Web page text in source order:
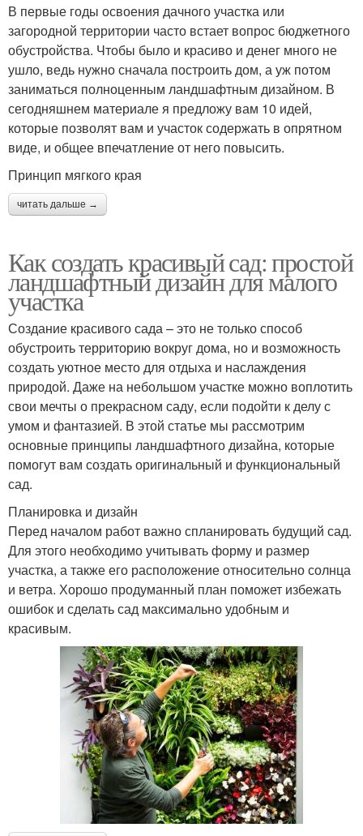
В первые годы освоения дачного участка или
загородной территории часто встает вопрос бюджетного
обустройства. Чтобы было и красиво и денег много не
ушло, ведь нужно сначала построить дом, а уж потом
заниматься полноценным ландшафтным дизайном. В
сегодняшнем материале я предложу вам 10 идей,
которые позволят вам и участок содержать в опрятном
виде, и общее впечатление от него повысить.
Принцип мягкого края
читать дальше →
Как создать красивый сад: простой
ландшафтный дизайн для малого
участка
Создание красивого сада – это не только способ
обустроить территорию вокруг дома, но и возможность
создать уютное место для отдыха и наслаждения
природой. Даже на небольшом участке можно воплотить
свои мечты о прекрасном саду, если подойти к делу с
умом и фантазией. В этой статье мы рассмотрим
основные принципы ландшафтного дизайна, которые
помогут вам создать оригинальный и функциональный
сад.
Планировка и дизайн
Перед началом работ важно спланировать будущий сад.
Для этого необходимо учитывать форму и размер
участка, а также его расположение относительно солнца
и ветра. Хорошо продуманный план поможет избежать
ошибок и сделать сад максимально удобным и
красивым.